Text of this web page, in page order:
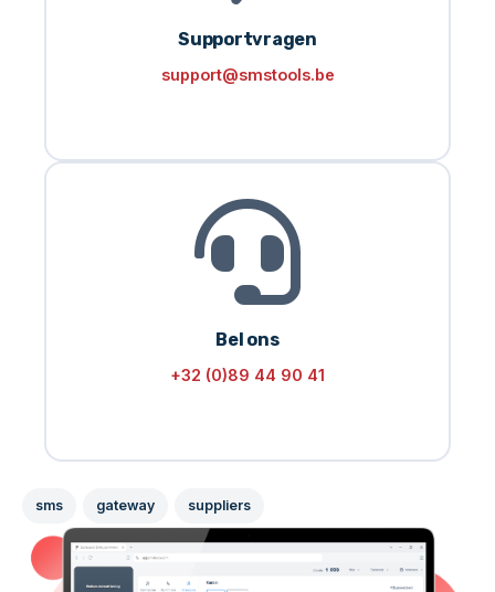
Supportvragen
support@smstools.be
Bel ons
+32 (0)89 44 90 41
sms gateway suppliers